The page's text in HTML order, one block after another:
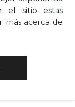
el sitio estas
más acerca de